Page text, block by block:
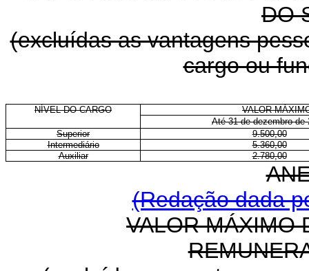
DO
(excluídas as vantagens
cargo ou
NÍVEL DO CARGO
VALOR
Até 31 de dezembro de
Superior
9.500,00
Intermediário
5.360,00
Auxiliar
2.780,00
(Redação dada
VALOR MÁXIMO